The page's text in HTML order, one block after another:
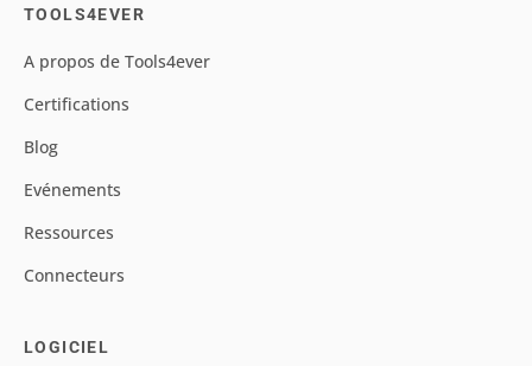
TOOLS4EVER
A propos de Tools4ever
Certifications
Blog
Evénements
Ressources
Connecteurs
LOGICIEL